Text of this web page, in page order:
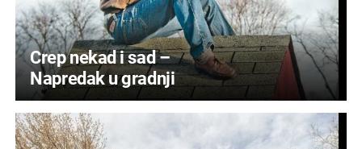
Crep nekad i sad –
Napredak u gradnji